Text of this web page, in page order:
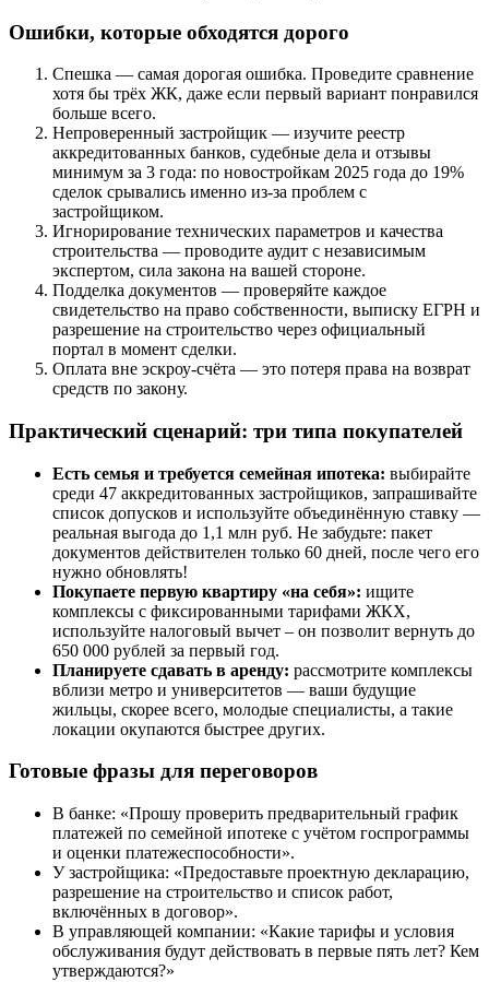
Ошибки, которые обходятся дорого
Спешка — самая дорогая ошибка. Проведите сравнение
хотя бы трёх ЖК, даже если первый вариант понравился
больше всего.
Непроверенный застройщик — изучите реестр
аккредитованных банков, судебные дела и отзывы
минимум за 3 года: по новостройкам 2025 года до 19%
сделок срывались именно из-за проблем с
застройщиком.
Игнорирование технических параметров и качества
строительства — проводите аудит с независимым
экспертом, сила закона на вашей стороне.
Подделка документов — проверяйте каждое
свидетельство на право собственности, выписку ЕГРН и
разрешение на строительство через официальный
портал в момент сделки.
Оплата вне эскроу-счёта — это потеря права на возврат
средств по закону.
Практический сценарий: три типа покупателей
Есть семья и требуется семейная ипотека: выбирайте
среди 47 аккредитованных застройщиков, запрашивайте
список допусков и используйте объединённую ставку —
реальная выгода до 1,1 млн руб. Не забудьте: пакет
документов действителен только 60 дней, после чего его
нужно обновлять!
Покупаете первую квартиру «на себя»: ищите
комплексы с фиксированными тарифами ЖКХ,
используйте налоговый вычет – он позволит вернуть до
650 000 рублей за первый год.
Планируете сдавать в аренду: рассмотрите комплексы
вблизи метро и университетов — ваши будущие
жильцы, скорее всего, молодые специалисты, а такие
локации окупаются быстрее других.
Готовые фразы для переговоров
В банке: «Прошу проверить предварительный график
платежей по семейной ипотеке с учётом госпрограммы
и оценки платежеспособности».
У застройщика: «Предоставьте проектную декларацию,
разрешение на строительство и список работ,
включённых в договор».
В управляющей компании: «Какие тарифы и условия
обслуживания будут действовать в первые пять лет? Кем
утверждаются?»